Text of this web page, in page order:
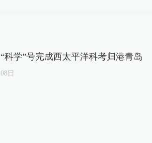
“科学”号完成西太平洋科考归港青岛
08日